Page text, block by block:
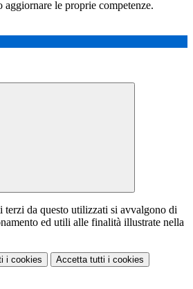
le proprie competenze.
terzi da questo utilizzati si avvalgono di
ed utili alle finalità illustrate nella
i cookies Accetta tutti i cookies